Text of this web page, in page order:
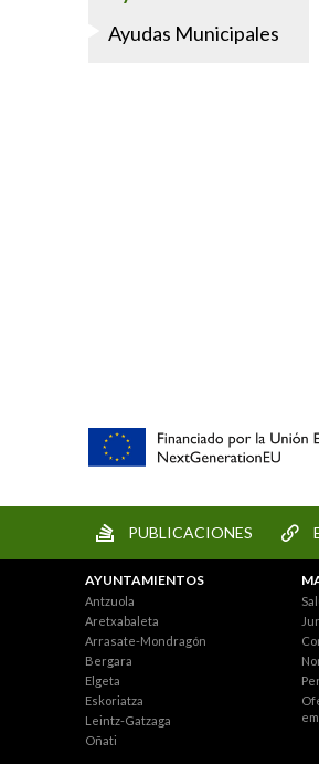
Ayudas Municipales
PUBLICACIONES
AYUNTAMIENTOS
Antzuola
Aretxabaleta
Arrasate-Mondragón
Bergara
Elgeta
Eskoriatza
Leintz-Gatzaga
Oñati